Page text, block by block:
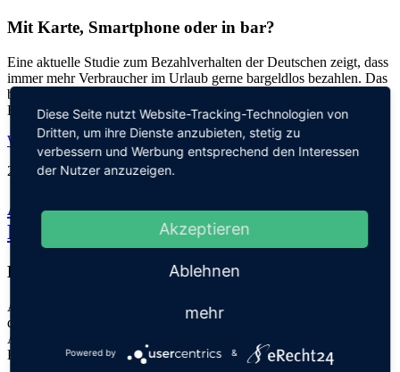
Mit Karte, Smartphone oder in bar?
Eine aktuelle Studie zum Bezahlverhalten der Deutschen zeigt, dass
immer mehr Verbraucher im Urlaub gerne bargeldlos bezahlen. Das
beliebteste Zahlungsmittel auf Reisen ist die Karte – insbesondere
Kreditkarten werden gerne genutzt.
Weiterlesen
29.07.2026
Advanzia Bank launcht digitale Sofort-
Kreditkarte
Kreditkarte ohne Wartezeit nutzen
Advanzia Bank bringt die gebührenfreie Mastercard Gold als
digitale Sofortkarte auf den Markt. Der Vorteil: Nach dem Online-
Antrag steht die Karte innerhalb weniger Minuten digital bereit.
Kunden müssen somit nicht auf die physische Karte warten.
Diese Seite nutzt Website-Tracking-Technologien von
Dritten, um ihre Dienste anzubieten, stetig zu
verbessern und Werbung entsprechend den Interessen
der Nutzer anzuzeigen.
Akzeptieren
Ablehnen
mehr
Powered by &